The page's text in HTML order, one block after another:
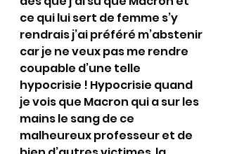
ce qui lui sert de femme s’y
rendrais j’ai préféré m’abstenir
car je ne veux pas me rendre
coupable d’une telle
hypocrisie ! Hypocrisie quand
je vois que Macron qui a sur les
mains le sang de ce
malheureux professeur et de